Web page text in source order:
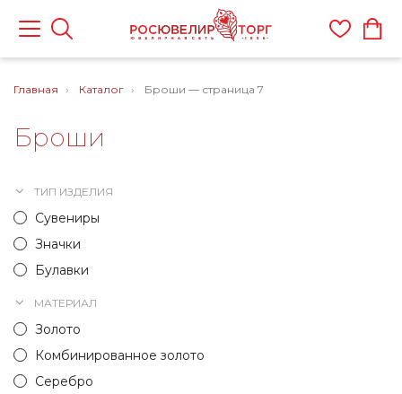
Главная Каталог Броши — страница 7
Броши
ТИП ИЗДЕЛИЯ
Сувениры
Значки
Булавки
МАТЕРИАЛ
Золото
Комбинированное золото
Серебро